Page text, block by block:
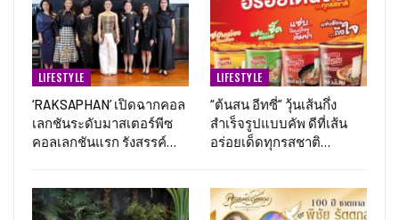
LIFESTYLE
‘RAKSAPHAN’ เปิดฉากคอล
เลกชันระดับมาสเตอร์พีซ
คอลเลกชันแรก รังสรรค์…
LIFESTYLE
“ต้นสน อีทซี่” วุ้นเส้นกึ่ง
สำเร็จรูปแบบคัพ ดีที่เส้น
อร่อยเด็ดทุกรสชาติ…